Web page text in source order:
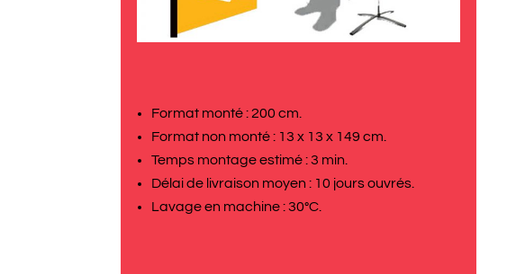
Format monté : 200 cm.
Format non monté : 13 x 13 x 149 cm.
Temps montage estimé : 3 min.
Délai de livraison moyen : 10 jours ouvrés.
Lavage en machine : 30°C.